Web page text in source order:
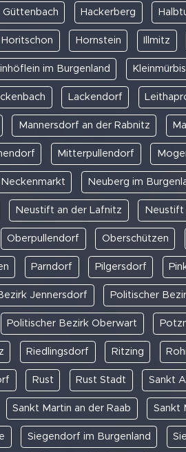
Güttenbach Hackerberg
Horitschon Hornstein Illmitz
im Burgenland
Lackendorf
Mannersdorf an der Rabnitz
Mitterpullendorf
Neckenmarkt Neuberg im
Neustift an der Lafnitz Neustift
Oberpullendorf Oberschützen
Parndorf Pilgersdorf
Jennersdorf Politischer
Politischer Bezirk Oberwart
Riedlingsdorf Ritzing
Rust Rust Stadt Sankt
Sankt Martin an der Raab Sankt
Siegendorf im Burgenland